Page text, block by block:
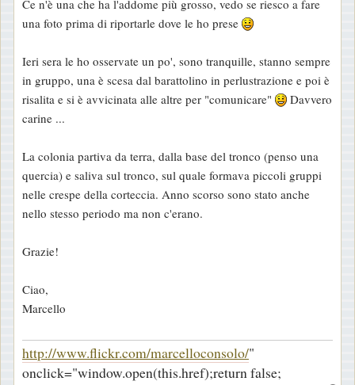
i
o
Ce n'è una che ha l'addome più grosso, vedo se riesco a fare
una foto prima di riportarle dove le ho prese
Ieri sera le ho osservate un po', sono tranquille, stanno sempre
in gruppo, una è scesa dal barattolino in perlustrazione e poi è
risalita e si è avvicinata alle altre per "comunicare"
Davvero
carine ...
La colonia partiva da terra, dalla base del tronco (penso una
quercia) e saliva sul tronco, sul quale formava piccoli gruppi
nelle crespe della corteccia. Anno scorso sono stato anche
nello stesso periodo ma non c'erano.
Grazie!
Ciao,
Marcello
http://www.flickr.com/marcelloconsolo/"
onclick="window.open(this.href);return false;